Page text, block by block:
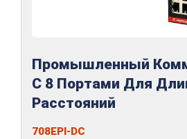
Промышленный
С 8 Портами Для
Расстояний
708EPI-DC